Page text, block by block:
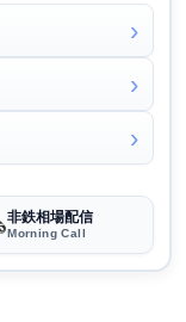
非鉄相場配信
Morning Call